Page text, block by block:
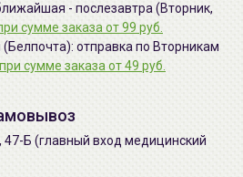
- послезавтра (Вторник,
сумме заказа от 99 руб.
отправка по Вторникам
сумме заказа от 49 руб.
47-Б (главный вход медицинский